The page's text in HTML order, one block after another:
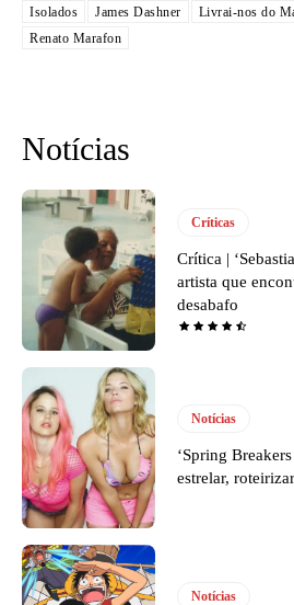
Isolados
James Dashner Livrai-nos do
Renato Marafon
Notícias
Críticas
Crítica |
artista que
desabafo
Notícias
‘Spring
estrelar,
Notícias